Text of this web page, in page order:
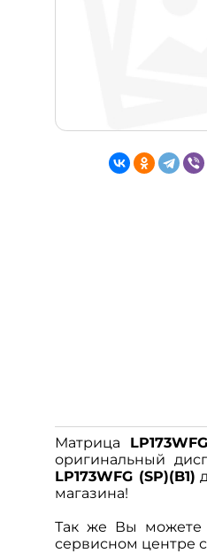
Матрица
оригинальный
LP173WFG (SP)(B1)
магазина!
Так же Вы можете
сервисном центре